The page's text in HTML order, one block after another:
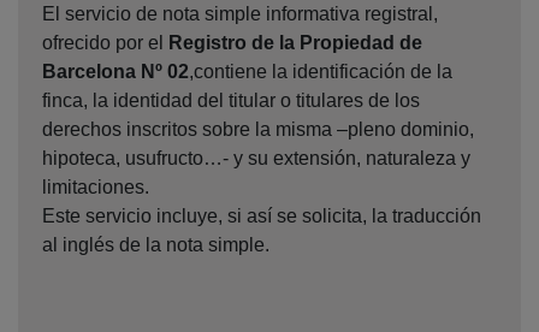
El servicio de nota simple informativa registral,
ofrecido por el
Registro de la Propiedad de
Barcelona Nº 02,contiene la identificación de la
finca, la identidad del titular o titulares de los
derechos inscritos sobre la misma –pleno dominio,
hipoteca, usufructo…- y su extensión, naturaleza y
limitaciones.
Este servicio incluye, si así se solicita, la traducción
al inglés de la nota simple.